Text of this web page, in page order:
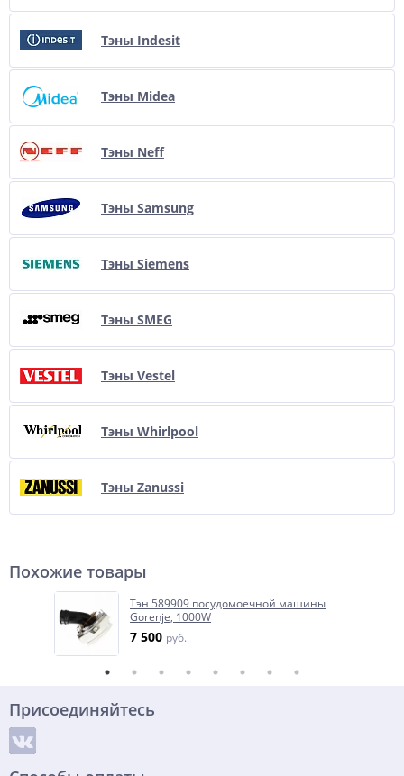
Тэны Indesit
Тэны Midea
Тэны Neff
Тэны Samsung
Тэны Siemens
Тэны SMEG
Тэны Vestel
Тэны Whirlpool
Тэны Zanussi
Похожие товары
Тэн 589909 посудомоечной машины
Gorenje, 1000W
7 500 руб.
Присоединяйтесь